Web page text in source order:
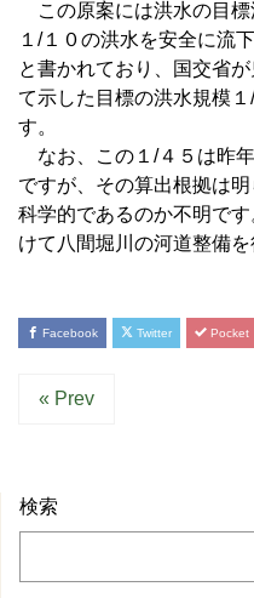
この原案には洪水の目標
１/１０の洪水を安全に流
と書かれており、国交省
て示した目標の洪水規模
す。
なお、この１/４５は昨
ですが、その算出根拠は
科学的であるのか不明で
けて八間堀川の河道整備
Facebook Twitter Pocket
« Prev
検索